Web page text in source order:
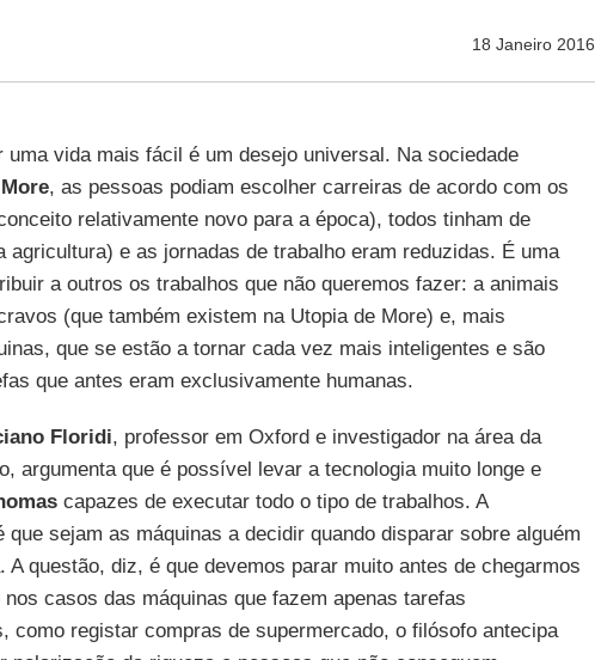
18 Janeiro 2016
uma vida mais fácil é um desejo universal. Na sociedade
, as pessoas podiam escolher carreiras de acordo com os
relativamente novo para a época), todos tinham de
agricultura) e as jornadas de trabalho eram reduzidas. É uma
a outros os trabalhos que não queremos fazer: a animais
(que também existem na Utopia de More) e, mais
que se estão a tornar cada vez mais inteligentes e são
que antes eram exclusivamente humanas.
Floridi, professor em Oxford e investigador na área da
argumenta que é possível levar a tecnologia muito longe e
capazes de executar todo o tipo de trabalhos. A
que sejam as máquinas a decidir quando disparar sobre alguém
A questão, diz, é que devemos parar muito antes de chegarmos
casos das máquinas que fazem apenas tarefas
como registar compras de supermercado, o filósofo antecipa